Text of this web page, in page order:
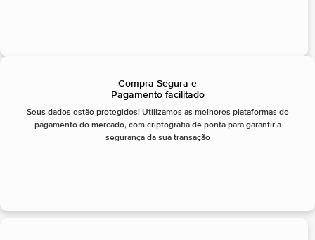
Compra Segura e
Pagamento facilitado
Seus dados estão protegidos! Utilizamos as melhores plataformas de
pagamento do mercado, com criptografia de ponta para garantir a
segurança da sua transação